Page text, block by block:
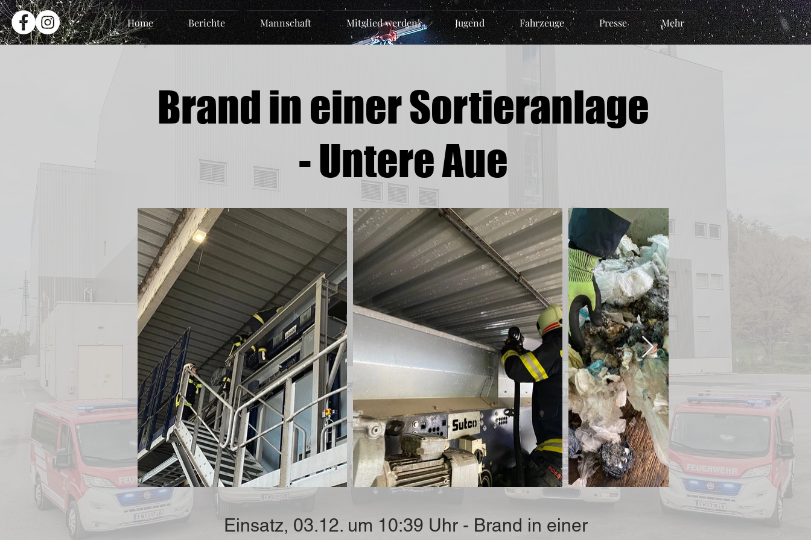
Home Berichte Mannschaft Mitglied werden! Jugend Fahrzeuge Presse Mehr
Brand in einer Sortieranlage
- Untere Aue
Galerie
Einsatz, 03.12. um 10:39 Uhr - Brand in einer